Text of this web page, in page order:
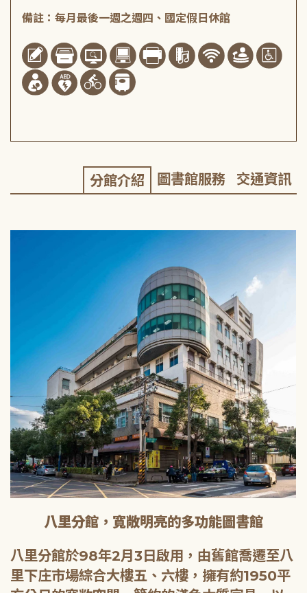
備註：每月最後一週之週四、國定假日休館
分館介紹 圖書館服務 交通資訊
八里分館，寬敞明亮的多功能圖書館
八里分館於98年2月3日啟用，由舊館喬遷至八
里下庄市場綜合大樓五、六樓，擁有約1950平